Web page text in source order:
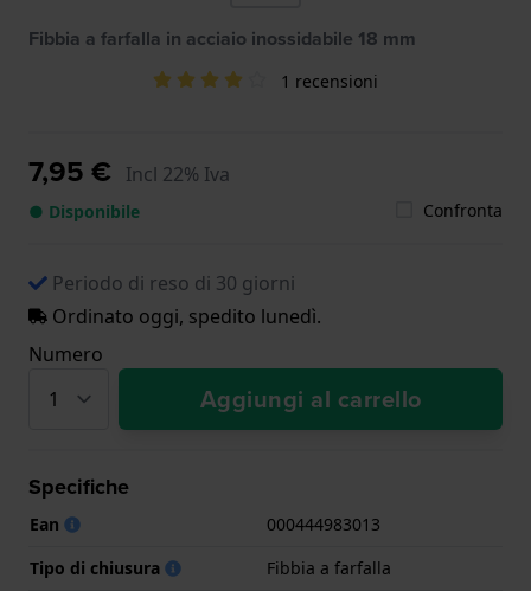
Fibbia a farfalla in acciaio inossidabile 18 mm
1 recensioni
7,95 € Incl 22% Iva
● Disponibile Confronta
Periodo di reso di 30 giorni
Ordinato oggi, spedito lunedì.
Numero
Aggiungi al carrello
Specifiche
Ean
000444983013
Tipo di chiusura
Fibbia a farfalla